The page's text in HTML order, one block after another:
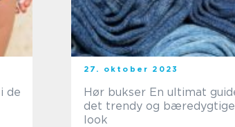
de
27. oktober 2023
Hør bukser En ultimat guide til
det trendy og bæredygtige
look